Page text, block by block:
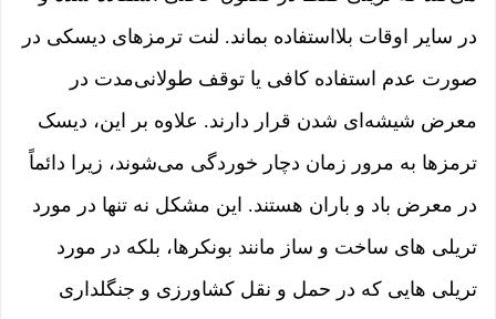
در سایر اوقات بلااستفاده بماند. لنت ترمزهای دیسکی در
صورت عدم استفاده کافی یا توقف طولانی‌مدت در
معرض شیشه‌ای شدن قرار دارند. علاوه بر این، دیسک
ترمزها به مرور زمان دچار خوردگی می‌شوند، زیرا دائماً
در معرض باد و باران هستند. این مشکل نه تنها در مورد
تریلی های ساخت و ساز مانند بونکرها، بلکه در مورد
تریلی هایی که در حمل و نقل کشاورزی و جنگلداری